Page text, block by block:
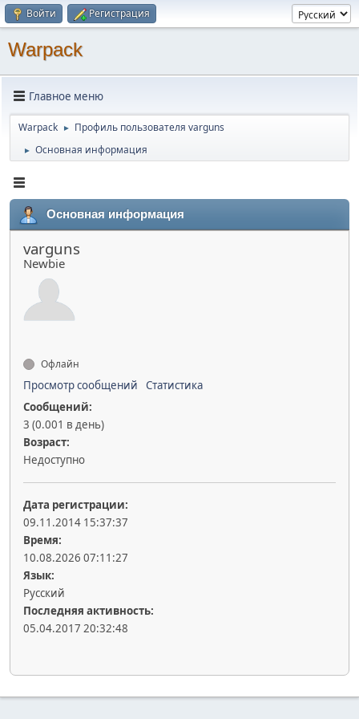
Войти Регистрация
Warpack
Главное меню
Warpack ► Профиль пользователя varguns
► Основная информация
Основная информация
varguns
Newbie
Офлайн
Просмотр сообщений
Статистика
Сообщений:
3 (0.001 в день)
Возраст:
Недоступно
Дата регистрации:
09.11.2014 15:37:37
Время:
10.08.2026 07:11:27
Язык:
Русский
Последняя активность:
05.04.2017 20:32:48